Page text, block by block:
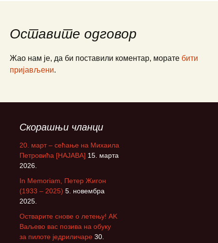
Оставите одговор
Жао нам је, да би поставили коментар, морате бити
пријављени.
Скорашњи чланци
20. март – сећање на Михаила
Петровића [НАЈАВА] 15. марта
2026.
In Memoriam, Петер Жигон
(1933 – 2025) 5. новембра
2025.
Остварите снове о летењу! АK
Ваљево вас позива на обуку
за пилоте једриличаре 30.